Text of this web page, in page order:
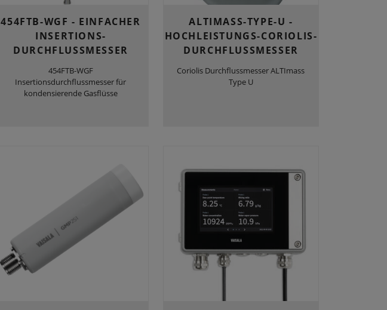
454FTB-WGF - EINFACHER
INSERTIONS-
DURCHFLUSSMESSER
454FTB-WGF
Insertionsdurchflussmesser für
kondensierende Gasflüsse
ALTIMASS-TYPE-U -
HOCHLEISTUNGS-CORIOLIS-
DURCHFLUSSMESSER
Coriolis Durchflussmesser ALTImass
Type U